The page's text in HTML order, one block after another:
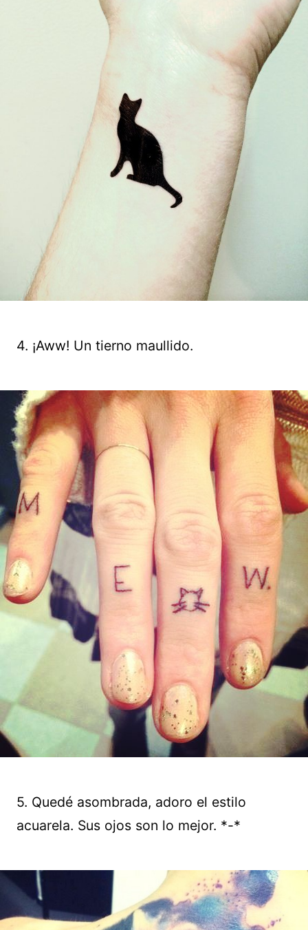
4. ¡Aww! Un tierno maullido.
5. Quedé asombrada, adoro el estilo
acuarela. Sus ojos son lo mejor. *-*